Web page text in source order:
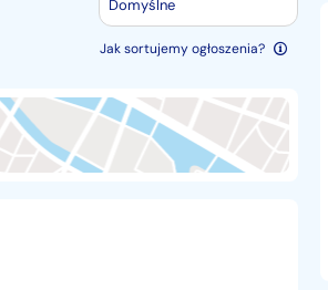
Domyślne
Jak sortujemy ogłoszenia?